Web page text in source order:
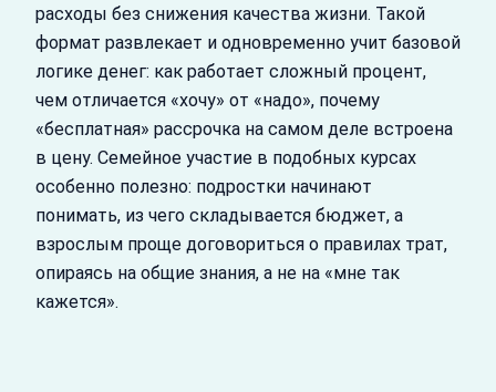
расходы без снижения качества жизни. Такой
формат развлекает и одновременно учит базовой
логике денег: как работает сложный процент,
чем отличается «хочу» от «надо», почему
«бесплатная» рассрочка на самом деле встроена
в цену. Семейное участие в подобных курсах
особенно полезно: подростки начинают
понимать, из чего складывается бюджет, а
взрослым проще договориться о правилах трат,
опираясь на общие знания, а не на «мне так
кажется».